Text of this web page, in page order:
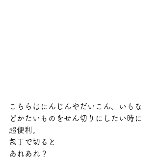
こちらはにんじんやだいこん、いもな
どかたいものをせん切りにしたい時に
超便利。
包丁で切ると
あれあれ？